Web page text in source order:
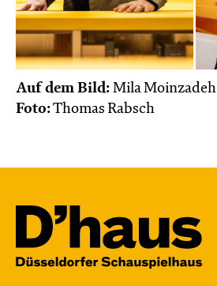
Auf dem Bild: Mila Moinzadeh
Foto:Thomas Rabsch